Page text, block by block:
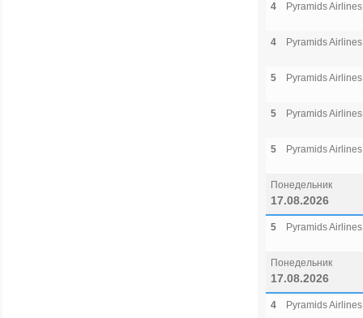
4 Pyramids Airlines
4 Pyramids Airlines
5 Pyramids Airlines
5 Pyramids Airlines
5 Pyramids Airlines
Понедельник
17.08.2026
5 Pyramids Airlines
Понедельник
17.08.2026
4 Pyramids Airlines